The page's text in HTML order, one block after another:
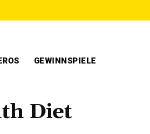
GEWINNSPIELE
Diet